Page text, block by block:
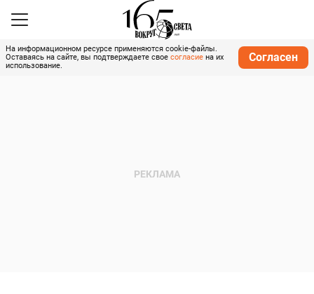
На информационном ресурсе применяются cookie-файлы.
Оставаясь на сайте, вы подтверждаете свое согласие на их
использование.
Согласен